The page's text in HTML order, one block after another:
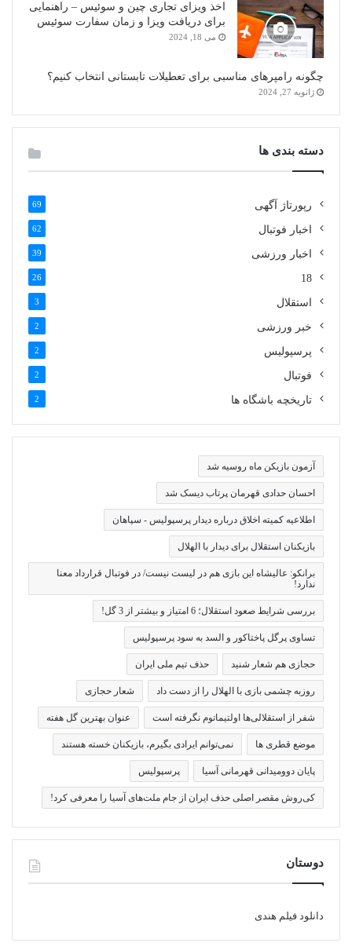
اخذ ویزای تجاری چین و سوئیس – راهنمایی
برای دریافت ویزا و زمان سفارت سوئیس
می 18, 2024
چگونه رامپرهای مناسبی برای تعطیلات تابستانی انتخاب کنیم؟
ژانویه 27, 2024
دسته بندی ها
رپورتاژ آگهی 69
اخبار فوتبال 62
اخبار ورزشی 39
18
26
استقلال 3
خبر ورزشی 2
پرسپولیس 2
فوتبال 2
تاریخچه باشگاه ها 2
آزمون بازیکن ماه روسیه شد
احسان حدادی قهرمان پرتاب دیسک شد
اطلاعیه کمیته اخلاق درباره دیدار پرسپولیس - سپاهان
بازیکنان استقلال برای دیدار با الهلال
برانکو: عالیشاه این بازی هم در لیست نیست/ در فوتبال قرارداد معنا
ندارد!
بررسی شرایط صعود استقلال؛ 6 امتیاز و بیشتر از 3 گل!
تساوی پرگل پاختاکور و السد به سود پرسپولیس
حجازی هم شعار شنید حذف تیم ملی ایران
روزبه چشمی بازی با الهلال را از دست داد شعار حجازی
شفر از استقلالی‌ها اولتیماتوم نگرفته است عنوان بهترین گل هفته
موضع قطری ها نمی‌توانم ایرادی بگیرم، بازیکنان خسته هستند
پایان دوومیدانی قهرمانی آسیا پرسپولیس
کی‌روش مقصر اصلی حذف ایران از جام ملت‌های آسیا را معرفی کرد!
دوستان
دانلود فیلم هندی